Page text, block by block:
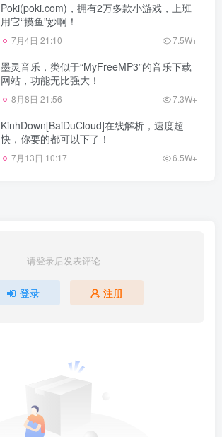
Poki(poki.com)，拥有2万多款小游戏，上班
用它“摸鱼”妙啊！
7月4日 21:10 7.5W+
墨灵音乐，类似于“MyFreeMP3”的音乐下载
网站，功能无比强大！
8月8日 21:56 7.3W+
KinhDown[BaiDuCloud]在线解析，速度超
快，你要的都可以下了！
7月13日 10:17 6.5W+
请登录后发表评论
登录 注册